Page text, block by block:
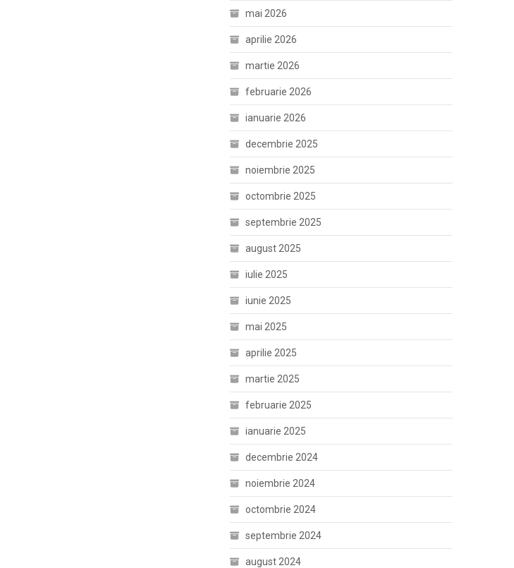
mai 2026
aprilie 2026
martie 2026
februarie 2026
ianuarie 2026
decembrie 2025
noiembrie 2025
octombrie 2025
septembrie 2025
august 2025
iulie 2025
iunie 2025
mai 2025
aprilie 2025
martie 2025
februarie 2025
ianuarie 2025
decembrie 2024
noiembrie 2024
octombrie 2024
septembrie 2024
august 2024